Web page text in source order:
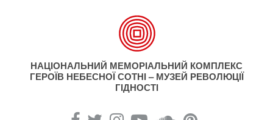
НАЦІОНАЛЬНИЙ МЕМОРІАЛЬНИЙ КОМПЛЕКС
ГЕРОЇВ НЕБЕСНОЇ СОТНІ – МУЗЕЙ РЕВОЛЮЦІЇ
ГІДНОСТІ